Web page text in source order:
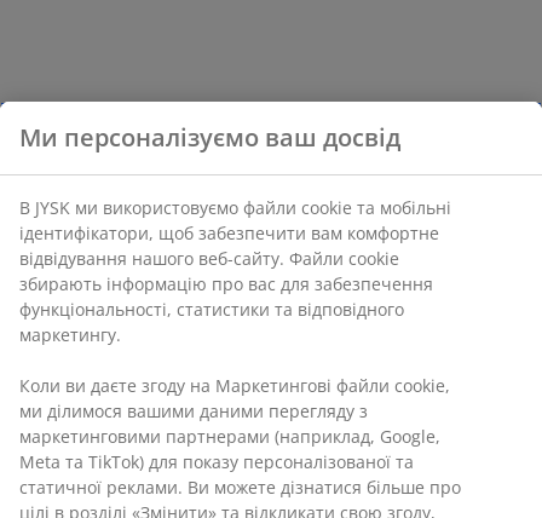
Ми персоналізуємо ваш досвід
В JYSK ми використовуємо файли cookie та мобільні
ідентифікатори, щоб забезпечити вам комфортне
відвідування нашого веб-сайту. Файли cookie
збирають інформацію про вас для забезпечення
функціональності, статистики та відповідного
маркетингу.
Коли ви даєте згоду на Маркетингові файли cookie,
ми ділимося вашими даними перегляду з
маркетинговими партнерами (наприклад, Google,
Meta та TikTok) для показу персоналізованої та
статичної реклами. Ви можете дізнатися більше про
цілі в розділі «Змінити» та відкликати свою згоду,